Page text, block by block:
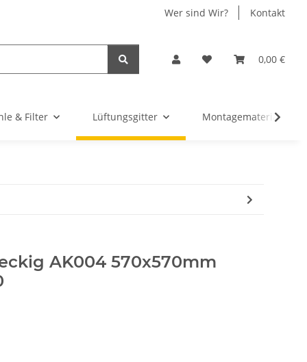
Wer sind Wir? Kontakt
0,00 €
& Filter Lüftungsgitter Montagematerial &
AK004 570x570mm